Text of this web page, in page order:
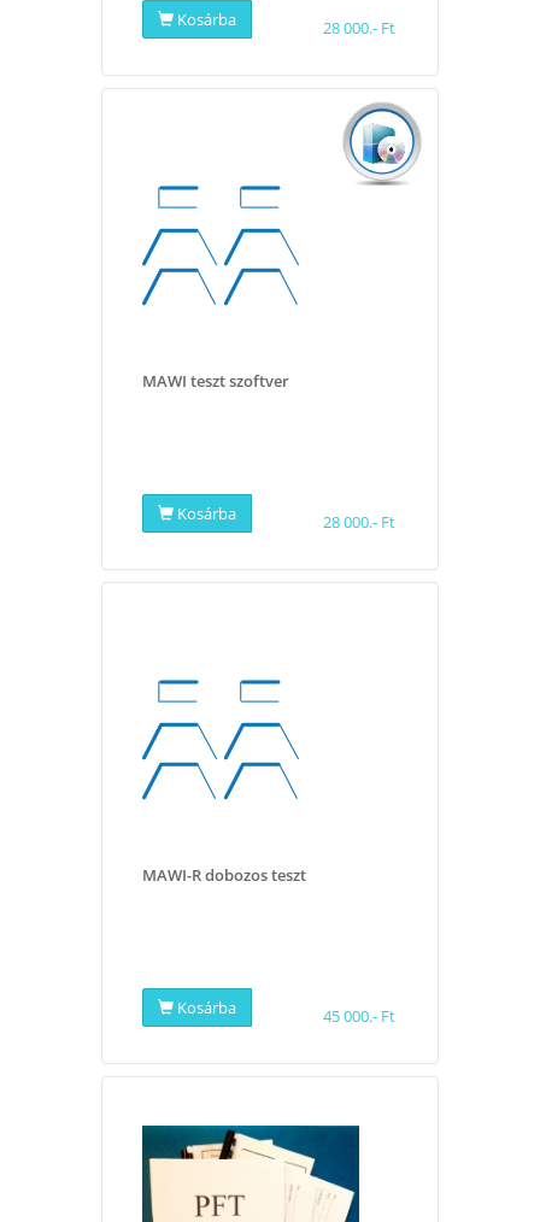
Kosárba 28 000.- Ft
MAWI teszt szoftver
Kosárba 28 000.- Ft
MAWI-R dobozos teszt
Kosárba 45 000.- Ft